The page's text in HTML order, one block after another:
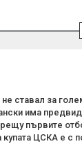
ставал за
има
първите
купата ЦСКА е с